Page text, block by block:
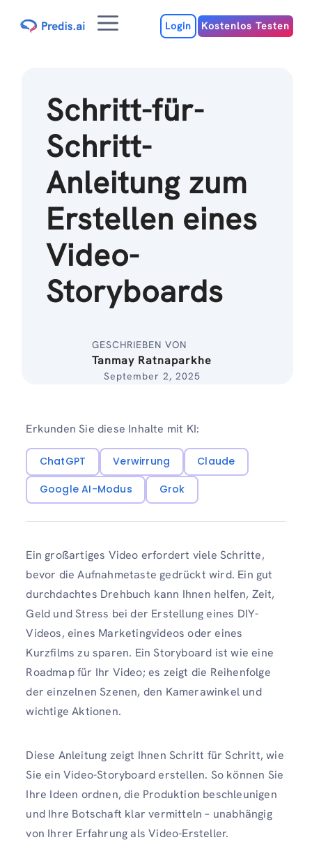
Inhalt
MenuLogin Kostenlos Testen
Schritt-für-
Schritt-
Anleitung zum
Erstellen eines
Video-
Storyboards
GESCHRIEBEN VON
Tanmay Ratnaparkhe
September 2, 2025
Erkunden Sie diese Inhalte mit KI:
ChatGPT Verwirrung
Claude
Google AI-Modus
Grok
Ein großartiges Video erfordert viele Schritte,
bevor die Aufnahmetaste gedrückt wird. Ein gut
durchdachtes Drehbuch kann Ihnen helfen, Zeit,
Geld und Stress bei der Erstellung eines DIY-
Videos, eines Marketingvideos oder eines
Kurzfilms zu sparen. Ein Storyboard ist wie eine
Roadmap für Ihr Video; es zeigt die Reihenfolge
der einzelnen Szenen, den Kamerawinkel und
wichtige Aktionen.
Diese Anleitung zeigt Ihnen Schritt für Schritt, wie
Sie ein Video-Storyboard erstellen. So können Sie
Ihre Ideen ordnen, die Produktion beschleunigen
und Ihre Botschaft klar vermitteln – unabhängig
von Ihrer Erfahrung als Video-Ersteller.